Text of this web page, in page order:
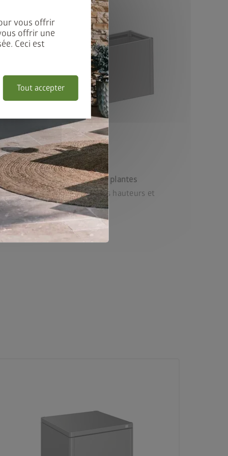
vous offrir
offrir une
Ceci est
Tout accepter
Variante 3
DaVinci®comme bac à plantes
Combinaison de différentes hauteurs et
longueurs.